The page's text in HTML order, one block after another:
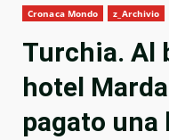
Cronaca Mondo z_Archivio
Turchia. Al
hotel
pagato una